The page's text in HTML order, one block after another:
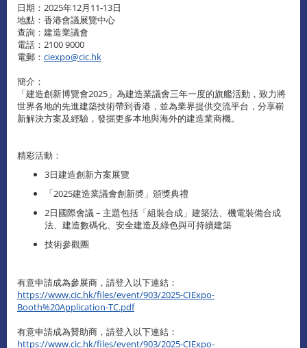
日期：2025年12月11-13日
地點：香港會議展覽中心
查詢：建造業議會
電話：2100 9000
電郵： ciexpo@cic.hk
簡介：
「建造創新博覽會2025」為建造業議會三年一度的旗艦活動，致力將
世界各地的先進建築技術帶到香港，並為業界提供交流平台，分享嶄
新解決方案及經驗，發掘更多本地與海外的建造業商機。
精彩活動：
3日建造創新方案展覽
「2025建造業議會創新奬」頒獎典禮
2日國際會議 – 主題包括「組裝合成」建築法、機電裝備合成
法、建造數碼化、安全建造及綠色與可持續建築
技術參觀團
有意申請成為參展商，請登入以下連結：
https://www.cic.hk/files/event/903/2025-CIExpo-
Booth%20Application-TC.pdf
有意申請成為贊助商，請登入以下連結：
https://www.cic.hk/files/event/903/2025-CIExpo-